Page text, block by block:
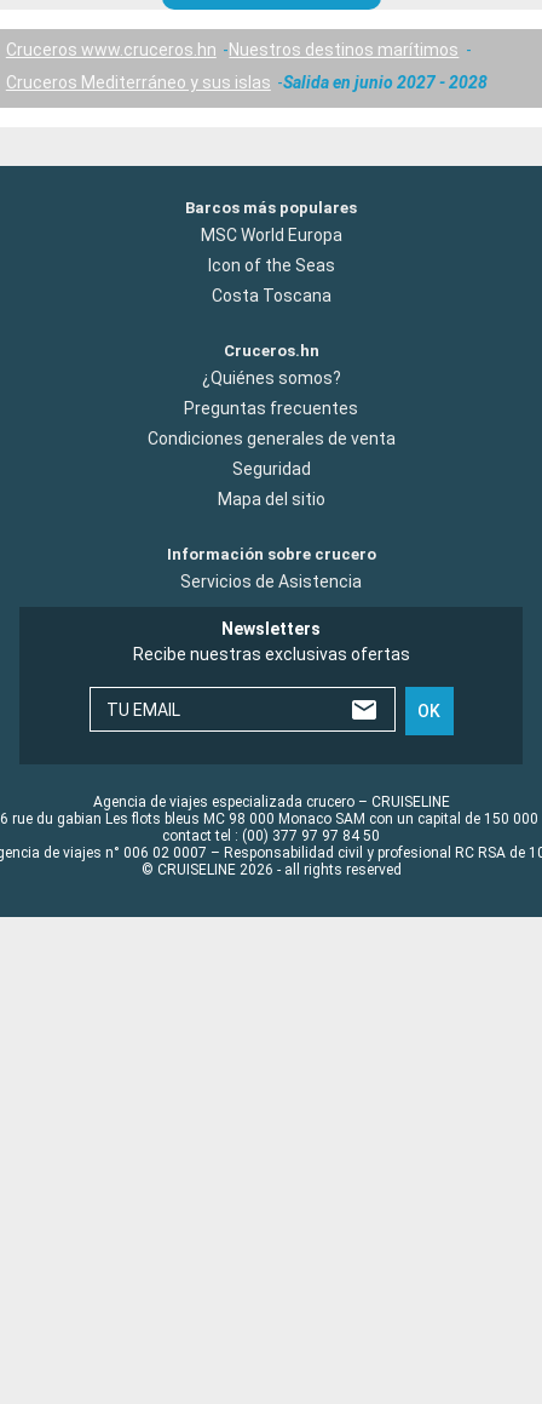
Cruceros www.cruceros.hn
Nuestros destinos marítimos
Cruceros Mediterráneo y sus islas
Salida en junio 2027 - 2028
Barcos más populares
MSC World Europa
Icon of the Seas
Costa Toscana
Cruceros.hn
¿Quiénes somos?
Preguntas frecuentes
Condiciones generales de venta
Seguridad
Mapa del sitio
Información sobre crucero
Servicios de Asistencia
Newsletters
Recibe nuestras exclusivas ofertas
TU EMAIL OK
Agencia de viajes especializada crucero – CRUISELINE
rue du gabian Les flots bleus MC 98 000 Monaco SAM con un capital de 150 000
contact tel : (00) 377 97 97 84 50
de viajes n° 006 02 0007 – Responsabilidad civil y profesional RC RSA de
© CRUISELINE 2026 - all rights reserved